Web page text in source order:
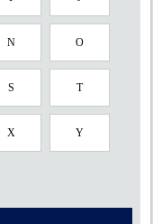
N O
S T
X Y